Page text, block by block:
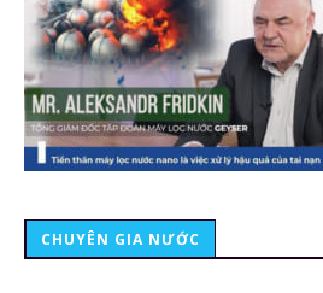
CHUYÊN GIA NƯỚC